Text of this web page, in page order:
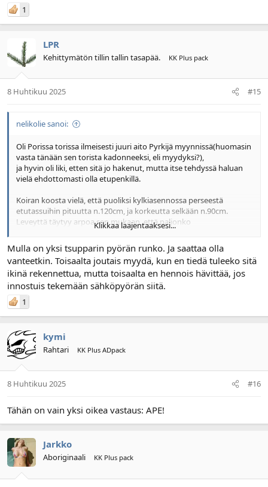
1
LPR
Kehittymätön tillin tallin tasapää. KK Plus pack
8 Huhtikuu 2025 #15
nelikolie sanoi:
Oli Porissa torissa ilmeisesti juuri aito Pyrkijä myynnissä(huomasin
vasta tänään sen torista kadonneeksi, eli myydyksi?),
ja hyvin oli liki, etten sitä jo hakenut, mutta itse tehdyssä haluan
vielä ehdottomasti olla etupenkillä.
Koiran koosta vielä, että puoliksi kylkiasennossa perseestä
etutassuihin pituutta n.120cm, ja korkeutta selkään n.90cm.
Leveyttä täytyy arpoa sen mukaan, että paljonko
takahaarukoiden väliin mahtumaan saa. Arviolta kaikki yli 60cm on
plussaa/extraa, ja tuossa 60cm mahtunee jo lepäämäänkin.
Klikkaa laajentaaksesi...
Mulla on yksi tsupparin pyörän runko. Ja saattaa olla
vanteetkin. Toisaalta joutais myydä, kun en tiedä tuleeko sitä
ikinä rekennettua, mutta toisaalta en hennois hävittää, jos
innostuis tekemään sähköpyörän siitä.
1
kymi
Rahtari KK Plus ADpack
8 Huhtikuu 2025 #16
Tähän on vain yksi oikea vastaus: APE!
Jarkko
Aboriginaali KK Plus pack